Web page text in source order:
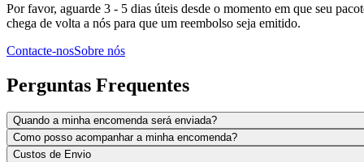
Por favor, aguarde 3 - 5 dias úteis desde o momento em que seu
chega de volta a nós para que um reembolso seja emitido.
Contacte-nosSobre nós
Perguntas Frequentes
Quando a minha encomenda será enviada?
Como posso acompanhar a minha encomenda?
Custos de Envio